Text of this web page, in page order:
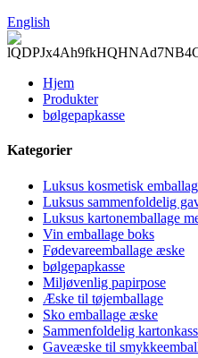
English
Hjem
Produkter
bølgepapkasse
Kategorier
Luksus kosmetisk
Luksus sammenfoldelig
Luksus kartonemballage
Vin emballage boks
Fødevareemballage æske
bølgepapkasse
Miljøvenlig papirpose
Æske til tøjemballage
Sko emballage æske
Sammenfoldelig
Gaveæske til